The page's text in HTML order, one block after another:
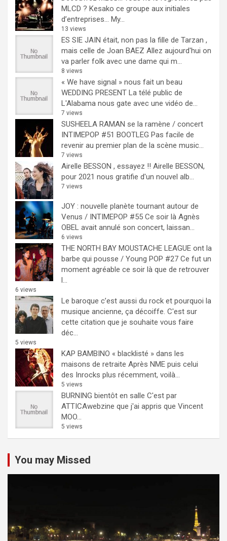
MLCD ? Kesako ce groupe aux initiales
d’entreprises… My...
13 views
ES SIE JAIN était, non pas la fille de Tarzan ,
mais celle de Joan BAEZ Allez aujourd'hui on
va parler folk avec une dame qui m...
8 views
« We have signal » nous fait un beau
WEDDING PRESENT La télé public de
L'Alabama nous gate avec une vidéo de...
7 views
SUSHEELA RAMAN se la ramène / concert
INTIMEPOP #51 BOOTLEG Pas facile de
revenir au premier plan de la scène music...
7 views
Airelle BESSON , essayez !! Airelle BESSON,
pour 2021 nous gratifie d'un nouvel alb...
7 views
JOY : nouvelle planète tournant autour de
Venus / INTIMEPOP #55 Ce soir là Agnès
OBEL avait annulé son concert, laissan...
6 views
THE NORTH BAY MOUSTACHE LEAGUE ont la
barbe qui pousse / Young POP #27 Ce fut un
moment agréable ce soir là que de retrouver
l...
6 views
Le baroque c’est aussi du rock et pourquoi la
musique ancienne, ça décoiffe. C'est sur
cette citation que je souhaite vous faire
déc...
5 views
KAP BAMBINO « blacklisté » dans les
maisons de retraite Après NME puis celui
des Inrocks plus récemment, voilà...
5 views
BURNING bientôt en salle C'est par
ATTICAwebzine que j'ai appris que Vincent
MOO...
5 views
You may Missed